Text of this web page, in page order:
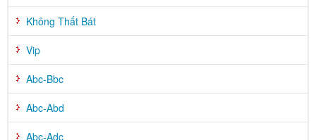
Không Thất Bát
Vip
Abc-Bbc
Abc-Abd
Abc-Adc